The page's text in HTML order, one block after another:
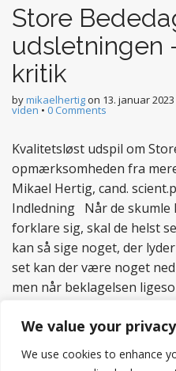
We value your privacy
We use cookies to enhance
Store
udsletningen
kritik
bymikaelhertigon 13. januar 2023
viden • 0 Comments
Kvalitetsløst udspil om
opmærksomheden fra
Mikael Hertig, cand.
Indledning Når de skumle
forklare sig, skal de helst
kan så sige noget, der
set kan der være noget
men når beklagelsen
Read more